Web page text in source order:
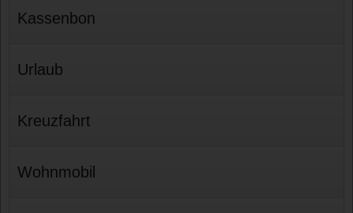
Kassenbon
Urlaub
Kreuzfahrt
Wohnmobil